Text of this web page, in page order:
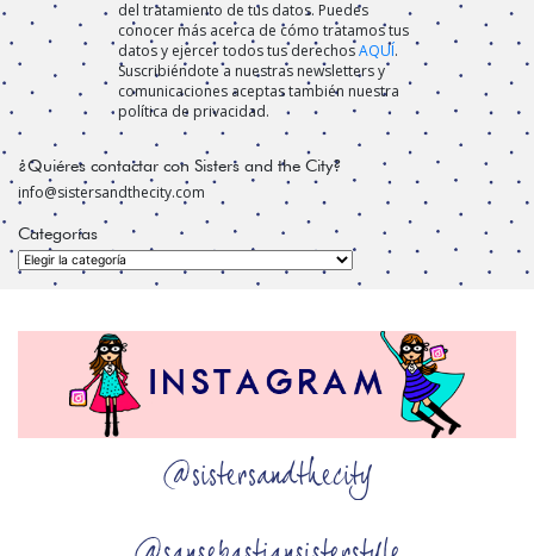
del tratamiento de tus datos. Puedes
conocer más acerca de cómo tratamos tus
datos y ejercer todos tus derechosAQUÍ.
Suscribiéndote a nuestras newsletters y
comunicaciones aceptas también nuestra
política de privacidad.
¿Quiéres contactar con Sisters and the City?
info@sistersandthecity.com
Categorías
Categorías
@sistersandthecity